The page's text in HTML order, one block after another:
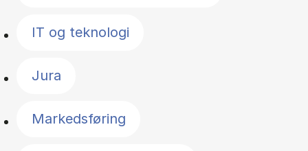
IT og teknologi
Jura
Markedsføring